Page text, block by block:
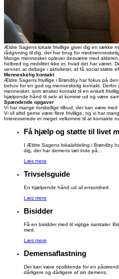
Ældre Sagens lokale frivillige giver dig en række
rådgivning til dig, der har brug for
Mange mennesker oplever desværre med
helbred og mobilitet ikke er, hvad det har været.
venner, at deltage i aktiviteter, at få social støtte
Menneskelig kontakt
Ældre Sagens frivillige i Brøndby har fokus på
behov for en god og menneskelig kontakt.
mennesker, som ønsker kontakt til en enkelt
hjælpende hånd til selv at komme ud og være
Spændende opgaver
Vi har mange forskellige tilbud, der kan være
Vi vil altid gerne være flere frivillige, og vi har
Interesserede er meget velkomne til at kontakte
Få hjælp og støtte til livet
I Ældre Sagens lokalafdeling i Brøndby
dig, der har demens tæt inde på...
Læs mere
Trivselsguide
En hjælpende hånd ud af ensomhed.
Læs mere
Bisidder
Få en bisidder med til vigtige samtaler.
med.
Læs mere
Demensaflastning
Det kan være opslidende for en
dårligere og dårligere af sin demens.